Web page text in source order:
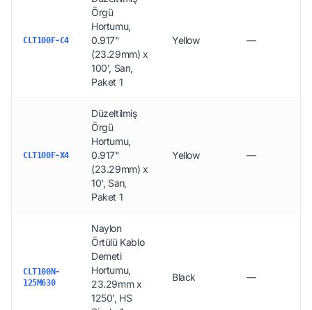
CLT100F-C4
Örgü
Hortumu,
0.917"
(23.29mm) x
100', Sarı,
Paket 1
Yellow —
CLT100F-X4
Düzeltilmiş
Örgü
Hortumu,
0.917"
(23.29mm) x
10', Sarı,
Paket 1
Yellow —
CLT100N-
125M630
Naylon
Örtülü Kablo
Demeti
Hortumu,
23.29mm x
1250', HS
Black —